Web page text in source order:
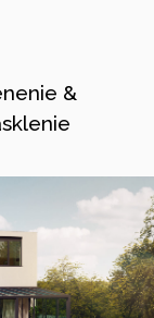
&